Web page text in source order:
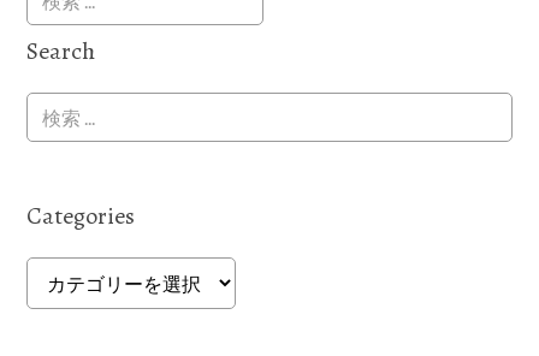
Search
Categories
Categories